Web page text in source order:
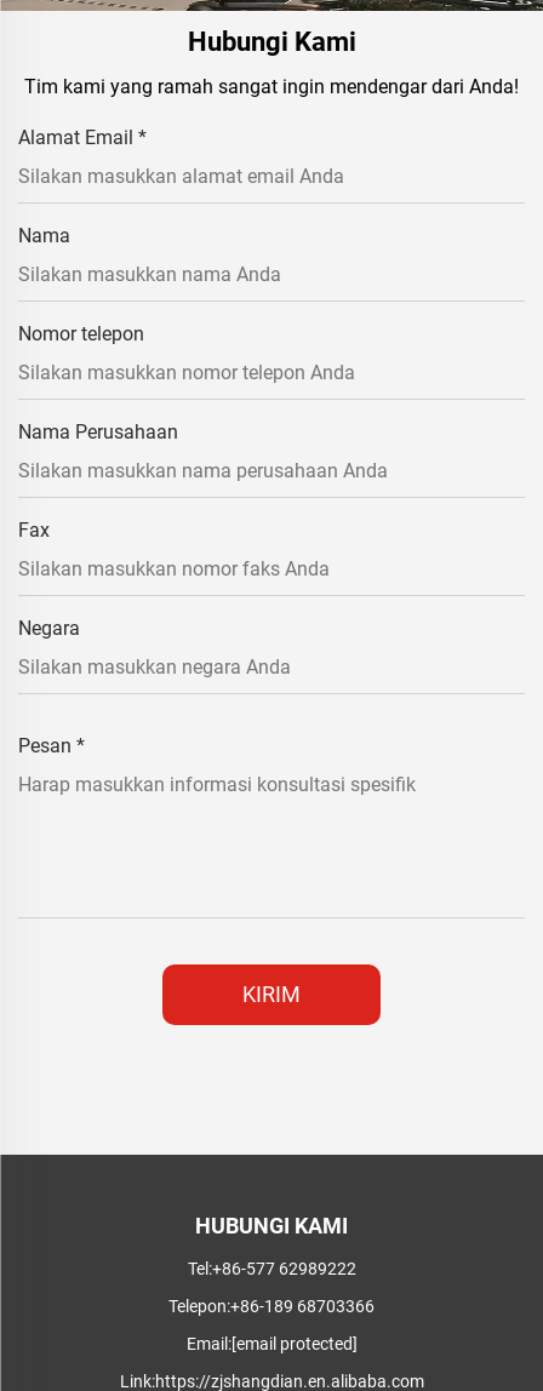
Hubungi Kami
Tim kami yang ramah sangat ingin mendengar dari Anda!
Alamat Email *
Nama
Nomor telepon
Nama Perusahaan
Fax
Negara
Pesan *
KIRIM
HUBUNGI KAMI
Tel:+86-577 62989222
Telepon:+86-189 68703366
Email:[email protected]
Link:https://zjshangdian.en.alibaba.com